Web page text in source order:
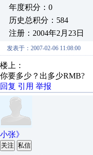
年度积分：0
历史总积分：584
注册：2004年2月23日
发表于：2007-02-06 11:08:00
楼上：
你要多少？出多少RMB?
回复 引用 举报
小张》
关注 私信